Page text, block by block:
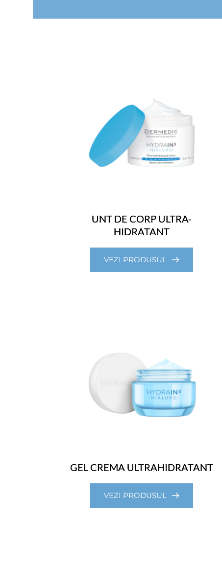
UNT DE CORP ULTRA-
HIDRATANT
VEZI PRODUSUL
GEL CREMA ULTRAHIDRATANT
VEZI PRODUSUL